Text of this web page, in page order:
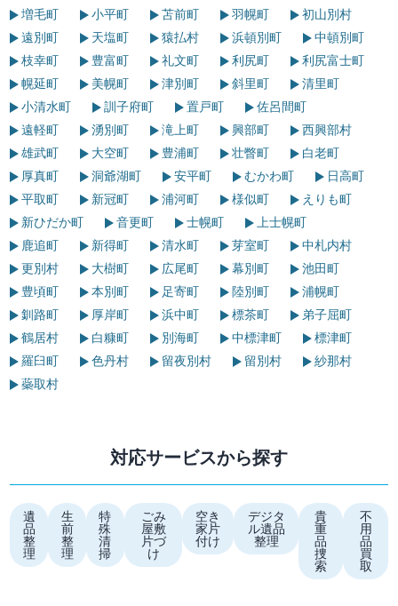
増毛町
小平町 苫前町 羽幌町
初山別村
遠別町
天塩町 猿払村 浜頓別町
中頓別町
枝幸町
豊富町 礼文町 利尻町
利尻富士町
幌延町
美幌町 津別町 斜里町
清里町
小清水町
訓子府町 置戸町
佐呂間町
遠軽町
湧別町 滝上町 興部町
西興部村
雄武町
大空町 豊浦町 壮瞥町
白老町
厚真町
洞爺湖町 安平町 むかわ町
日高町
平取町
新冠町 浦河町 様似町
えりも町
新ひだか町
音更町 士幌町
上士幌町
鹿追町
新得町 清水町 芽室町
中札内村
更別村
大樹町 広尾町 幕別町
池田町
豊頃町
本別町 足寄町 陸別町
浦幌町
釧路町
厚岸町 浜中町 標茶町
弟子屈町
鶴居村
白糠町 別海町 中標津町
標津町
羅臼町
色丹村 留夜別村 留別村
紗那村
蘂取村
対応サービスから探す
遺
品
整
理
生
前
整
理
特
殊
清
掃
ごみ
屋敷
片づ
け
空き
家片
付け
デジタ
ル遺品
整理
貴
重
品
捜
索
不
用
品
買
取